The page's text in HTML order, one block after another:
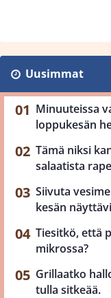
Uusimmat
Minuuteissa
loppukesän
Tämä niksi
salaatista
Siivuta
kesän
Tiesitkö, että
mikrossa?
Grillaatko
tulla sitkeää.